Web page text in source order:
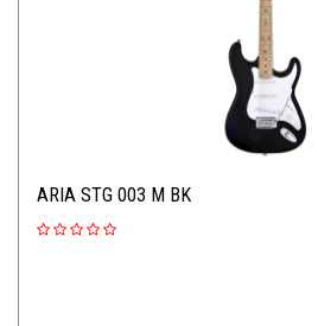
ARIA STG 003 M BK